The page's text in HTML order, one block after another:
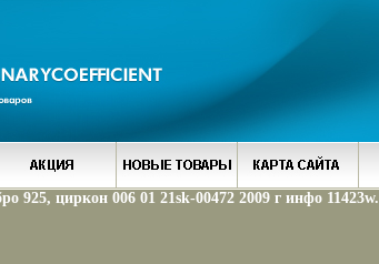
925, циркон 006 01 21sk-00472 2009 г инфо 11423w.